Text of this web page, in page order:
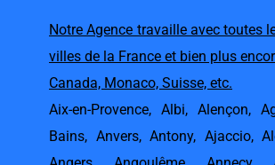
Notre Agence travaille avec toutes
villes de la France et bien plus
Canada, Monaco, Suisse, etc.
Aix-en-Provence, Albi, Alençon,
Bains, Anvers,Antony, Ajaccio,